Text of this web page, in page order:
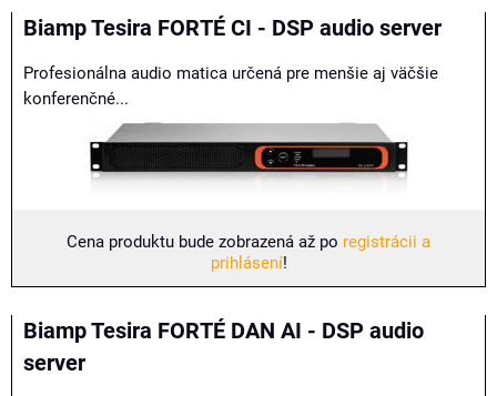
Biamp Tesira FORTÉ CI - DSP audio server
Profesionálna audio matica určená pre menšie aj väčšie
konferenčné...
Cena produktu bude zobrazená až po registrácii a
prihlásení!
Biamp Tesira FORTÉ DAN AI - DSP audio
server